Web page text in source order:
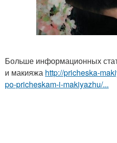
Больше информационных
и макияжа http://pricheska-
po-pricheskam-i-makiyazhu/...